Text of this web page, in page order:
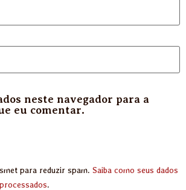
neste navegador para a
eu comentar.
para reduzir spam. Saiba como seus dados
.